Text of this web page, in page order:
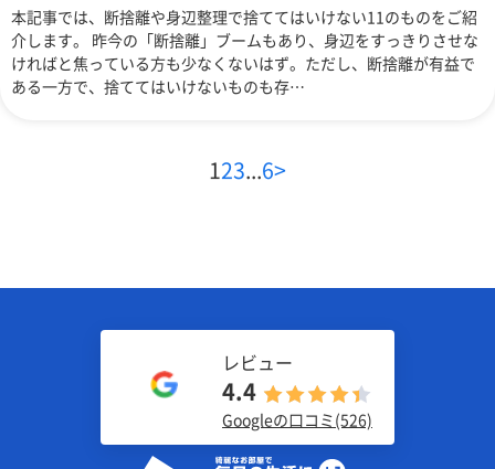
本記事では、断捨離や身辺整理で捨ててはいけない11のものをご紹
介します。 昨今の「断捨離」ブームもあり、身辺をすっきりさせな
ければと焦っている方も少なくないはず。ただし、断捨離が有益で
ある一方で、捨ててはいけないものも存…
123...6>
レビュー
4.4
Googleの口コミ(526)